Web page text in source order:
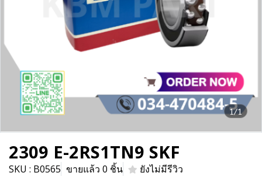
1/1
2309 E-2RS1TN9 SKF
SKU : B0565 ขายแล้ว 0 ชิ้น
ยังไม่มีรีวิว